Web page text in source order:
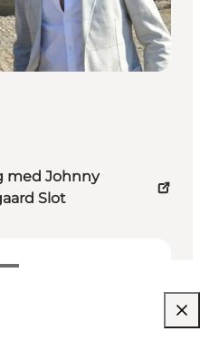
med Johnny
Slot